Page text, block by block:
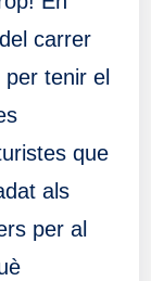
carrer
tenir el
que
als
per al